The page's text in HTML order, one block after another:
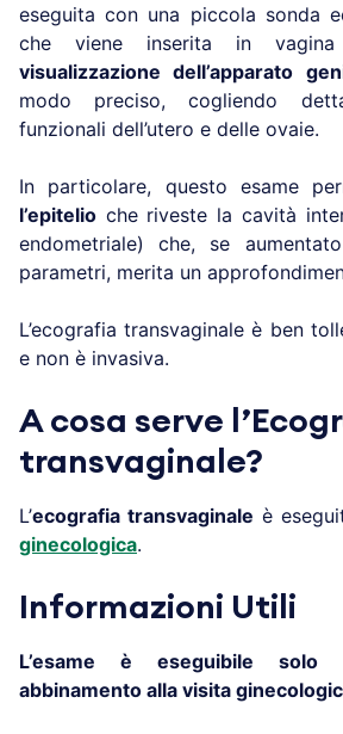
eseguita con una piccola sonda
che viene inserita in
visualizzazione dell’apparato
modo preciso, cogliendo
funzionali dell’utero e delle ovaie.
In particolare, questo esame
l’epitelio che riveste la cavità
endometriale) che, se
parametri, merita un
L’ecografia transvaginale è ben
e non è invasiva.
A cosa serve
transvaginale?
L’ecografia transvaginale è
ginecologica.
Informazioni Utili
L’esame è eseguibile solo
abbinamento alla visita